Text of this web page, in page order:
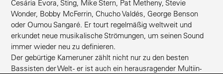
Cesária Évora, Sting, Mike Stern, Pat Metheny, Stevie
Wonder, Bobby McFerrin, Chucho Valdés, George Benson
oder Oumou Sangaré. Er tourt regel­mäßig weltweit und
erkundet neue musika­lische Strömungen, um seinen Sound
immer wieder neu zu definieren.
Der gebürtige Kameruner zählt nicht nur zu den besten
Bassisten der Welt - er ist auch ein heraus­ra­gender Multi­in­